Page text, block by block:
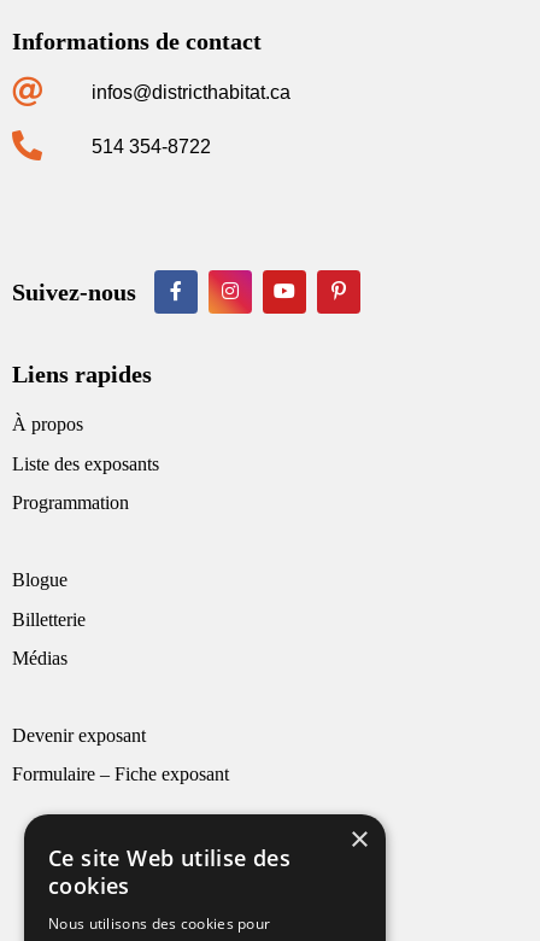
Informations de contact
infos@districthabitat.ca
514 354-8722
Suivez-nous
Liens rapides
À propos
Liste des exposants
Programmation
Blogue
Billetterie
Médias
Devenir exposant
Formulaire – Fiche exposant
×
Ce site Web utilise des
cookies
Nous utilisons des cookies pour